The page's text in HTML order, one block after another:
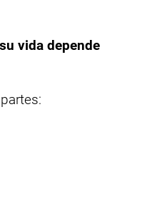
vida depende